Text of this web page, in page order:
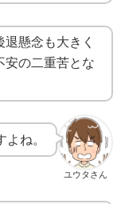
懸念も大きく
安の二重苦とな
ユウタさん
ね。